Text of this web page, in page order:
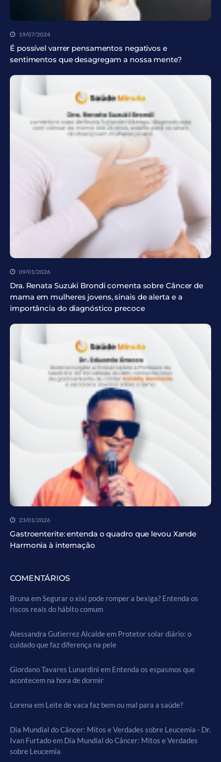
19/07/2024
É possível varrer pensamentos negativos e
sentimentos que desagregam a nossa mente?
09/01/2026
Dra. Renata Suzuki Brondi comenta sobre Câncer de
mama em mulheres jovens, sinais de alerta e a
importância do diagnóstico precoce
23/01/2026
Gastroenterite: entenda o quadro que levou Xande
Harmonia à internação
COMENTÁRIOS
Bruna emSegurar o xixi pode romper a bexiga? Entenda os
riscos reais do hábito comum
Alessandra Gutierrez Alcaldeem Protetor solar diário: o
cuidado que faz diferença na pele
Giordano Tavares Lunardini em Entenda os espasmos que
acontecem na hora de dormir
Lorena em Leite de vaca faz bem ou mal para a saúde?
Dia Mundial do Câncer: Mitos e Verdades sobre Leucemia - Dr.
Ivan Furtadoem Dia Mundial do Câncer: Mitos e Verdades
sobre Leucemia